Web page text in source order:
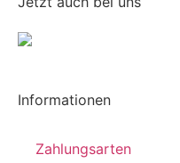
Informationen
Zahlungsarten